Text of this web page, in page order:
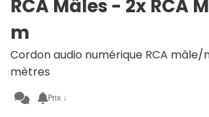
RCA Mâles - 2x RCA
m
Cordon audio numérique RCA mâle/
mètres
Prix ↓